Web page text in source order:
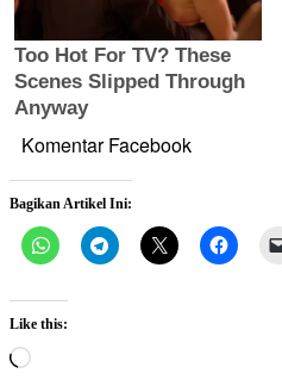
Komentar Facebook
Bagikan Artikel Ini:
Like this:
Loading…